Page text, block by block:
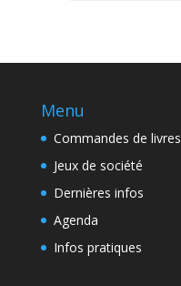
Menu
Commandes de livres
Jeux de société
Dernières infos
Agenda
Infos pratiques